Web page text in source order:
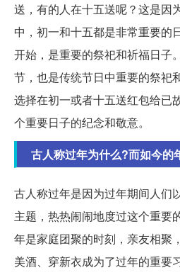
送，有的人在十五送呢？这是因
中，初一和十五都是非常重要的
开始，是重要的祭祀和祈福日子
节，也是传统节日中重要的祭祀
选择在初一或者十五送红包给已
个重要日子的纪念和敬意。
古人称过年为什么?而如今的
古人称过年是因为过年期间人们
主题，热热闹闹地度过这个重要
年是家庭团聚的时刻，亲友相聚
美酒、穿新衣成为了过年的重要